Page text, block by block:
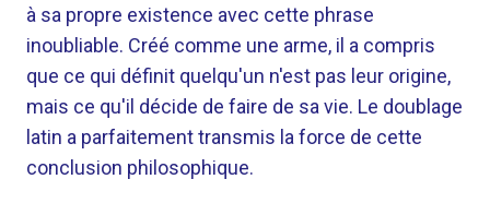
à sa propre existence avec cette phrase
inoubliable. Créé comme une arme, il a compris
que ce qui définit quelqu'un n'est pas leur origine,
mais ce qu'il décide de faire de sa vie. Le doublage
latin a parfaitement transmis la force de cette
conclusion philosophique.